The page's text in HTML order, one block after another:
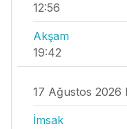
12:56
Akşam
19:42
17 Ağustos 2026
İmsak